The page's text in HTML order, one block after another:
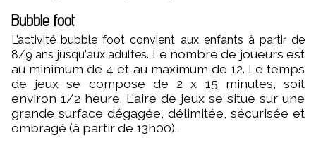
Bubble foot
L’activité bubble foot convient aux enfants à partir de
8/9 ans jusqu'aux adultes. Le nombre de joueurs est
au minimum de 4 et au maximum de 12. Le temps
de jeux se compose de 2 x 15 minutes, soit
environ 1/2 heure. ​L'aire de jeux se situe sur une
grande surface dégagée, délimitée, sécurisée et
ombragé (à partir de 13h00).